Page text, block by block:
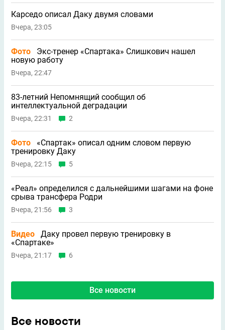
Карседо описал Даку двумя словами
Вчера, 23:05
Фото
Экс-тренер «Спартака» Слишкович нашел
новую работу
Вчера, 22:47
83-летний Непомнящий сообщил об
интеллектуальной деградации
Вчера, 22:31 2
Фото
«Спартак» описал одним словом первую
тренировку Даку
Вчера, 22:15 5
«Реал» определился с дальнейшими шагами на фоне
срыва трансфера Родри
Вчера, 21:56 3
Видео
Даку провел первую тренировку в
«Спартаке»
Вчера, 21:17 6
Все новости
Все новости